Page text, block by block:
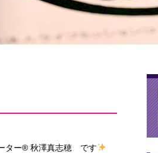
ター® 秋澤真志穂 です